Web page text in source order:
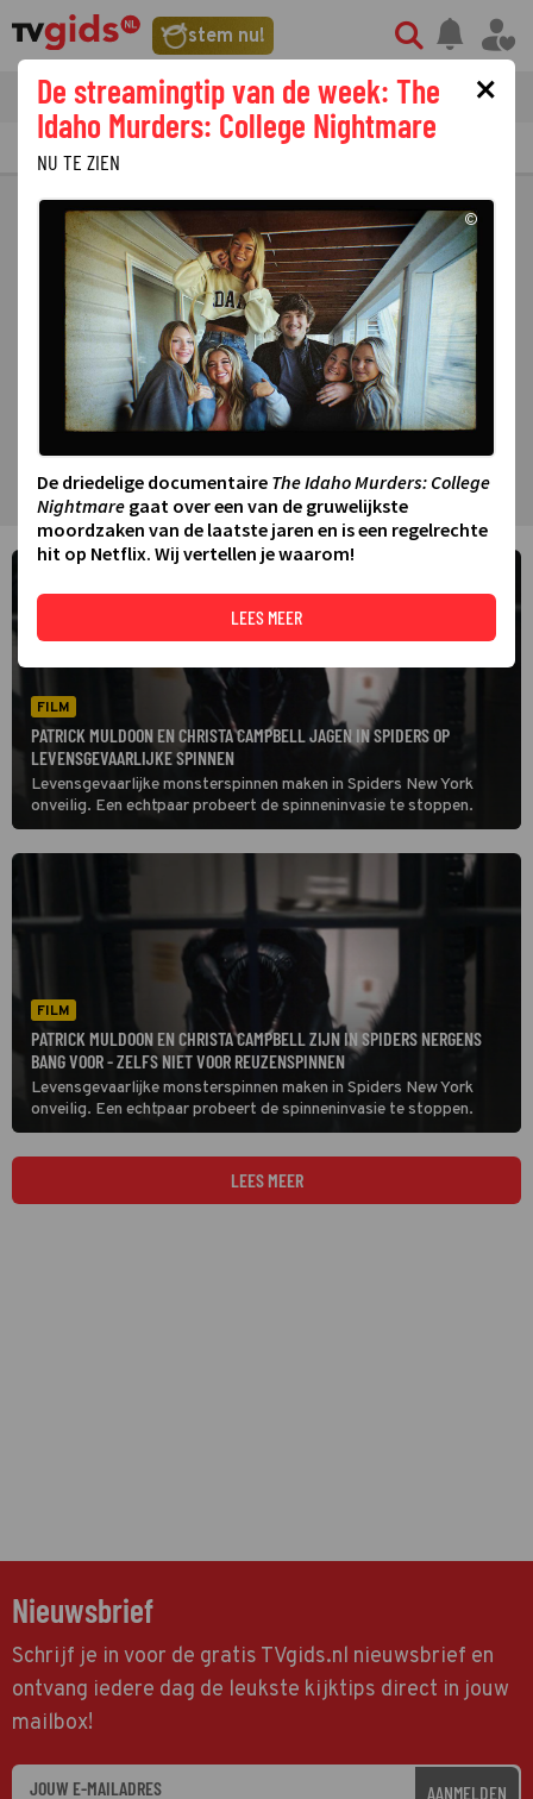
stem nu!
tvgids streaming nieuws
PRIMETIME GEMIST
FILM
PATRICK MULDOON EN CHRISTA CAMPBELL JAGEN IN SPIDERS OP
LEVENSGEVAARLIJKE SPINNEN
Levensgevaarlijke monsterspinnen maken in Spiders New York
onveilig. Een echtpaar probeert de spinneninvasie te stoppen.
FILM
PATRICK MULDOON EN CHRISTA CAMPBELL ZIJN IN SPIDERS NERGENS
BANG VOOR - ZELFS NIET VOOR REUZENSPINNEN
Levensgevaarlijke monsterspinnen maken in Spiders New York
onveilig. Een echtpaar probeert de spinneninvasie te stoppen.
LEES MEER
Nieuwsbrief
Schrijf je in voor de gratis TVgids.nl nieuwsbrief en
ontvang iedere dag de leukste kijktips direct in jouw
mailbox!
AANMELDEN
×
De streamingtip van de week: The
Idaho Murders: College Nightmare
NU TE ZIEN
©
De driedelige documentaire The Idaho Murders: College
Nightmare gaat over een van de gruwelijkste
moordzaken van de laatste jaren en is een regelrechte
hit op Netflix. Wij vertellen je waarom!
LEES MEER